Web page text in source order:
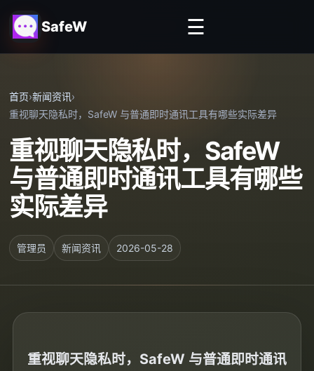
SafeW ☰
首页›新闻资讯›
重视聊天隐私时，SafeW 与普通即时通讯工具有哪些实际差异
重视聊天隐私时，SafeW
与普通即时通讯工具有哪些
实际差异
管理员 新闻资讯 2026-05-28
重视聊天隐私时，SafeW 与普通即时通讯